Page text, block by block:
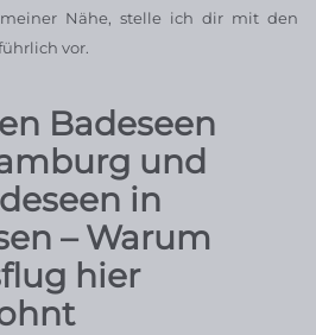
Nähe, stelle ich dir mit den
vor.
Badeseen
und
in
– Warum
hier